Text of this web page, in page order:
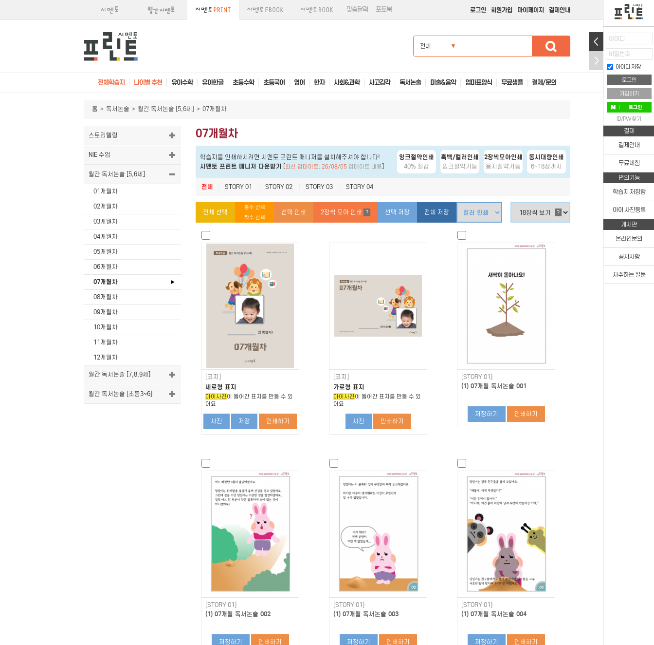
맞춤달력 포토북 로그인 회원가입 마이페이지 결제안내
전체
전체학습지 나이별 추천 유아수학 유아한글 초등수학 초등국어 영어 한자 사회&과학 사고감각 독서논술 미술&음악 엄마표양식 무료샘플 결제/문의
홈 > 독서논술 > 월간 독서논술 [5,6세] > 07개월차
스토리텔링
NIE 수업
월간 독서논술 [5,6세]
01개월차
02개월차
03개월차
04개월차
05개월차
06개월차
07개월차
08개월차
09개월차
10개월차
11개월차
12개월차
월간 독서논술 [7,8,9세]
월간 독서논술 [초등3~6]
07개월차
학습지를 인쇄하시려면 시멘토 프린트 매니저를 설치해주셔야 합니다!
시멘토 프린트 매니저 다운받기
최신 업데이트: 26/08/05 업데이트 내용
잉크절약인쇄
40% 절감
흑백/컬러인쇄
잉크절약기능
2장씩모아인쇄
용지절약기능
동시대량인쇄
6~18장까지
전체 STORY 01 STORY 02 STORY 03 STORY 04
전체 선택
홀수 선택
짝수 선택
선택 인쇄 2장씩 모아 인쇄 ? 선택 저장 전체 저장 ?
[표지]
세로형 표지
아이사진 이 들어간 표지를 만들 수 있
어요
사진 저장 인쇄하기
[표지]
가로형 표지
아이사진 이 들어간 표지를 만들 수 있
어요
사진 인쇄하기
[STORY 01]
(1) 07개월 독서논술 001
저장하기 인쇄하기
[STORY 01]
(1) 07개월 독서논술 002
저장하기 인쇄하기
[STORY 01]
(1) 07개월 독서논술 003
저장하기 인쇄하기
[STORY 01]
(1) 07개월 독서논술 004
저장하기 인쇄하기
아이디
비밀번호
아이디 저장
가입하기
ID/PW 찾기
결제
결제안내
무료체험
편의기능
학습지 저장함
아이 사진등록
게시판
온라인문의
공지사항
자주하는 질문